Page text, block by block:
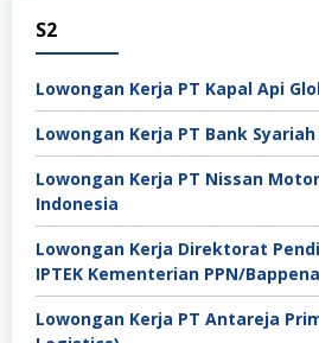
S2
Lowongan Kerja PT Kapal Api
Lowongan Kerja PT Bank
Lowongan Kerja PT Nissan
Indonesia
Lowongan Kerja Direktorat
IPTEK Kementerian PPN/
Lowongan Kerja PT Antareja